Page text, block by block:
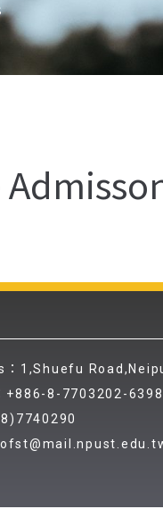
：1,Shuefu
+886-8-7703202-6398